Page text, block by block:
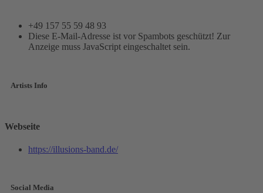
+49 157 55 59 48 93
Diese E-Mail-Adresse ist vor Spambots geschützt! Zur
Anzeige muss JavaScript eingeschaltet sein.
Artists Info
Webseite
https://illusions-band.de/
Social Media